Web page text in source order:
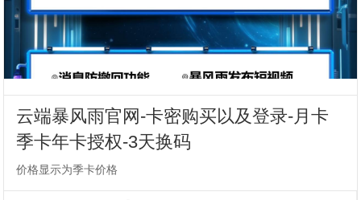
云端暴风雨官网-卡密购买以及登录-月卡
季卡年卡授权-3天换码
价格显示为季卡价格